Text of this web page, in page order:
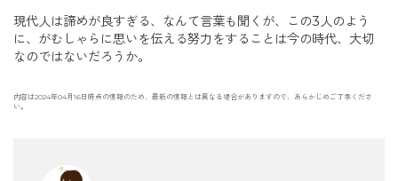
現代人は諦めが良すぎる、なんて言葉も聞くが、この3人のよう
に、がむしゃらに思いを伝える努力をすることは今の時代、大切
なのではないだろうか。
内容は2024年04月16日時点の情報のため、最新の情報とは異なる場合がありますので、あらかじめご了承くださ
い。